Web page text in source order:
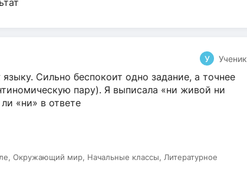
У Ученик
Сильно беспокоит одно задание, а точнее
пару). Я выписала «ни живой ни
«ни» в ответе
Окружающий мир, Начальные классы, Литературное